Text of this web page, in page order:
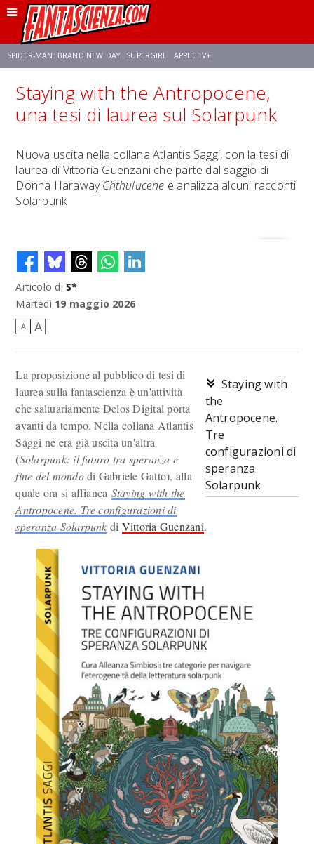
SPIDER-MAN: BRAND NEW DAY SUPERGIRL APPLE TV+
FRANCO RICCIARDIELLO ZENDAYA STAR TREK AVENGERS: DOOMSDAY
Staying with the Antropocene,
una tesi di laurea sul Solarpunk
Nuova uscita nella collana Atlantis Saggi, con la tesi di
laurea di Vittoria Guenzani che parte dal saggio di
Donna HarawayChthulucene e analizza alcuni racconti
Solarpunk
Articolo di S*
Martedì 19 maggio 2026
A A
Staying with
the
Antropocene.
Tre
configurazioni di
speranza
Solarpunk
La proposizione al pubblico di tesi di
laurea sulla fantascienza è un'attività
che saltuariamente Delos Digital porta
avanti da tempo. Nella collana Atlantis
Saggi ne era già uscita un'altra
(Solarpunk: il futuro tra speranza e
fine del mondodi Gabriele Gatto), alla
quale ora si affianca Staying with the
Antropocene. Tre configurazioni di
speranza Solarpunk di Vittoria Guenzani.